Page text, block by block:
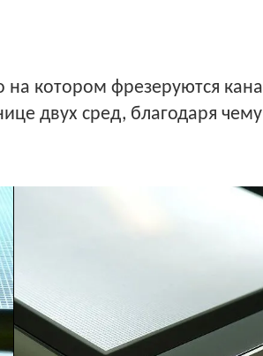
на котором фрезеруются
двух сред, благодаря чему